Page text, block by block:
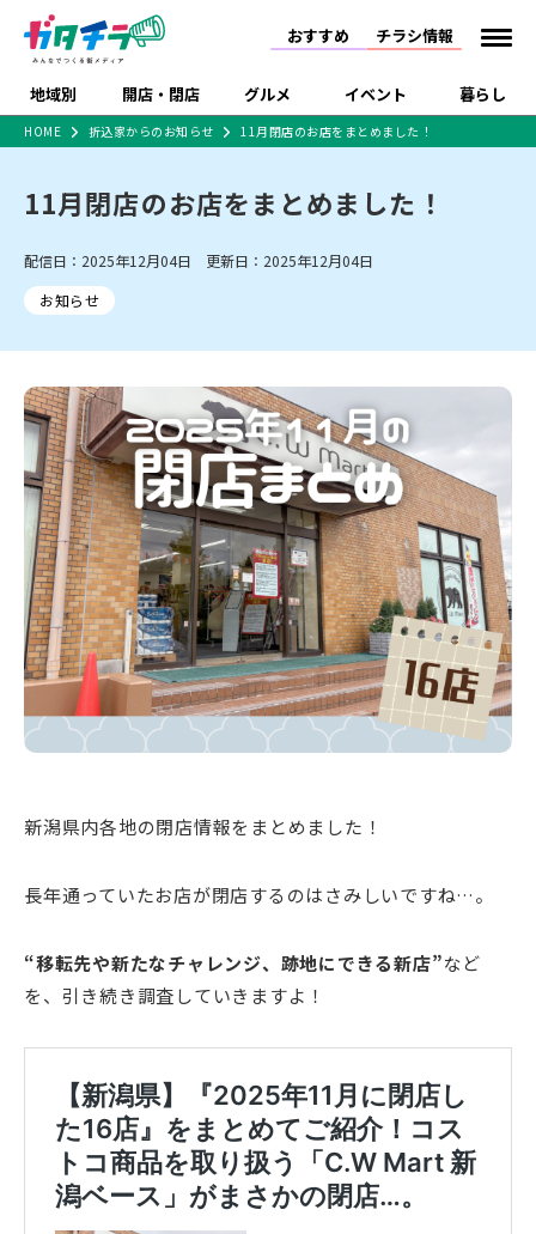
おすすめ チラシ情報
地域別 開店・閉店 グルメ イベント 暮らし
新潟市 下越
中越
佐渡
新潟市中央区 新潟市東区 新潟市西区
新潟市北区
新潟市南区
新潟市江南区 新潟市秋葉区
新潟市西蒲区
村上・関川
新発田・聖籠
胎内・粟島
三条・加茂・田上
五泉・阿賀野・阿賀
燕・弥彦
長岡・見附
小千谷・十日町・津南
魚沼・南魚沼・湯沢
柏崎・刈羽・出雲崎
上越・妙高・糸魚川
開店 閉店
リニューアル・移転
新潟市・開店
新潟市・閉店
長岡市・開店
長岡市・閉店
上越市・開店
上越市・閉店
ラーメン・開店
ラーメン・閉店
ラーメン 現地レポート
和食
スイーツ ランチ
ご当地グルメ 食べ歩き テイクアウト
季節・期間限定
カフェ
居酒屋・バー 焼肉
パスタ
パン・ベーカリー
タレカツ・豚カツ
デカ盛り・大盛り
旨辛・激辛
定食・町定食 海鮮・鮨
そば・うどん
日本酒・新潟清酒
ワイン・クラフトビール
ケーキ・パフェ
ビアガーデン・暑気払い
忘新年会・歓送迎会
体験・販売 祭り・伝統行事
趣味・展示会
スポーツ
にいがた酒の陣・新潟
酒月
セミナー・講演会 子ども向け 花火大会
入場無料
住宅展示場
完成見学会 学生スポーツ アルビレックス
施設・ショップ
住宅メーカー・工務
食品メーカー・県産
習い事・塾 アパレル・雑貨
フィットネス・ジム
観光スポット
温泉・入浴 ホテル 旅館
水族館
リラクゼーション・整体
スキー場
リユース・買取
病院・クリニック
イオンモール
ラブラ万代・ラブラ2
ビルボードプレイスBP
新潟伊勢丹
ピア万代
リバーサイド千秋
パティオPATIO
特集・まとめ記事
開店まとめ
閉店まとめ 人気記事まとめ
ラーメンまとめ
飲食店まとめ
ショッピングモール・
大型施設
ドラッグストア・ホーム
センター
インテリア・雑貨
外食・テイクアウト
新車・中古車・カー用品
旅行・レジャー
家電・携帯電話
冠婚葬祭
習い事・塾 通販・EC イベント
求人
官公庁・自治体
新潟市 チラシ
長岡・見附 チラシ
上越・妙高・糸魚川 チラシ
注目 チラシ
週末セール
火曜セール
オープン・リニューアルセール
周年祭・感謝祭セール
年末・初売りセール
HOME 折込家からのお知らせ 11月閉店のお店をまとめました！
11月閉店のお店をまとめました！
配信日：2025年12月04日 更新日：2025年12月04日
お知らせ
新潟県内各地の閉店情報をまとめました！
長年通っていたお店が閉店するのはさみしいですね…。
“移転先や新たなチャレンジ、跡地にできる新店”など
を、引き続き調査していきますよ！